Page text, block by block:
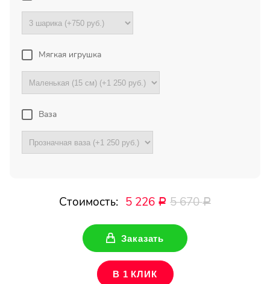
красивый! Цветы свежие !
Все отзывы
ПОДПИШИТЕСЬ!
Ваше имя
Мягкая игрушка
Ваза
Стоимость: 5 226 Р 5 670Р
Заказать
В 1 КЛИК